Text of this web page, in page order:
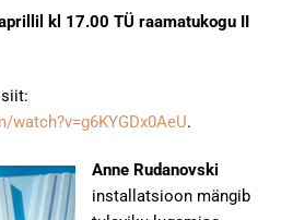
kl 17.00 TÜ raamatukogu II
.
Anne Rudanovski
installatsioon mängib